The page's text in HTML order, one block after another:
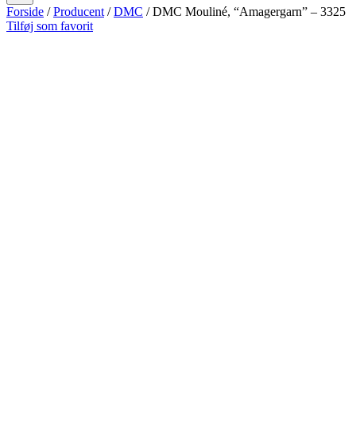
Forside /Producent /DMC / DMC Mouliné, “Amagergarn” – 3325
Tilføj som favorit